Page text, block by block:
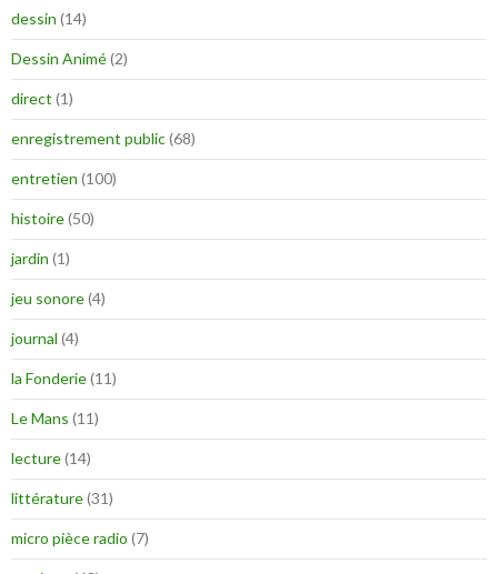
dessin (14)
Dessin Animé(2)
direct (1)
enregistrement public(68)
entretien (100)
histoire(50)
jardin (1)
jeu sonore(4)
journal (4)
la Fonderie(11)
Le Mans (11)
lecture(14)
littérature(31)
micro pièce radio (7)